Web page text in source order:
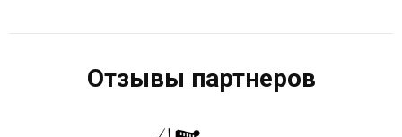
Отзывы партнеров